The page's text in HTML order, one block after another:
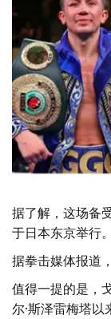
据了解，这场备
于日本东京举行
据拳击媒体报道
值得一提的是，
尔·斯泽雷梅塔